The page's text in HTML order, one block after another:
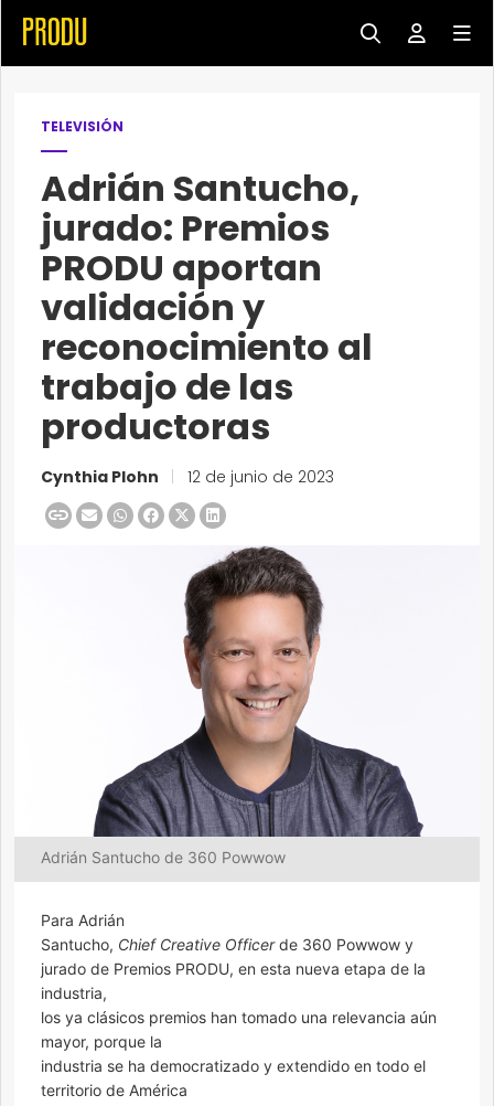
TELEVISIÓN
Adrián Santucho,
jurado: Premios
PRODU aportan
validación y
reconocimiento al
trabajo de las
productoras
Cynthia Plohn 12 de junio de 2023
Adrián Santucho de 360 Powwow
Para Adrián
Santucho, Chief Creative Officerde 360 Powwow y
jurado de Premios PRODU, en esta nueva etapa de la
industria,
los ya clásicos premios han tomado una relevancia aún
mayor, porque la
industria se ha democratizado y extendido en todo el
territorio de América